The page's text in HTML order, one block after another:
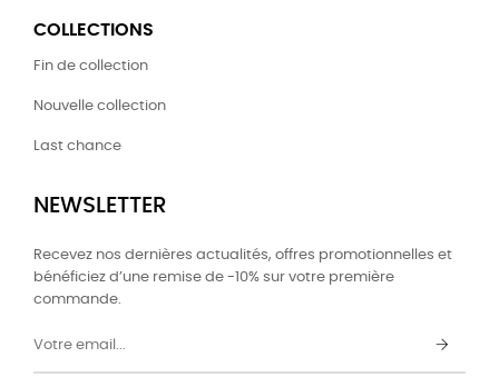
COLLECTIONS
Fin de collection
Nouvelle collection
Last chance
NEWSLETTER
Recevez nos dernières actualités, offres promotionnelles et
bénéficiez d’une remise de -10% sur votre première
commande.